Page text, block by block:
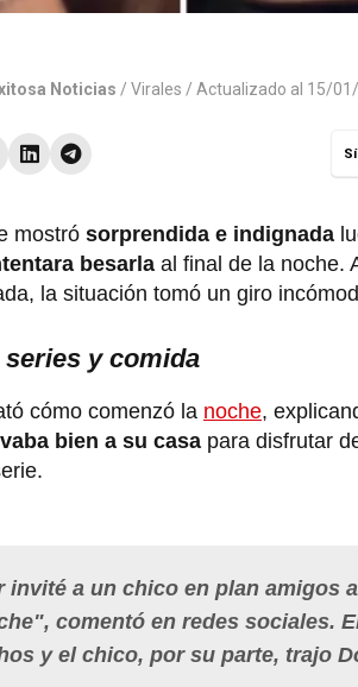
Noticias / Virales / Actualizado al 15/
mostró sorprendida e indignada
besarla al final de la noche.
la situación tomó un giro
series y comida
cómo comenzó la noche,
bien a su casa para disfrutar
invité a un chico en plan amigos
comentó en redes sociales.
y el chico, por su parte, trajo